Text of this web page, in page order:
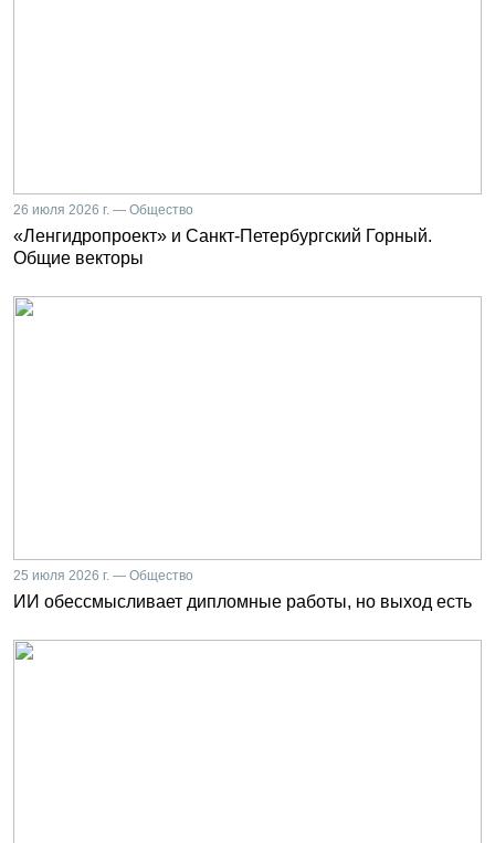
26 июля 2026 г. — Общество
«Ленгидропроект» и Санкт-Петербургский Горный.
Общие векторы
25 июля 2026 г. — Общество
ИИ обессмысливает дипломные работы, но выход есть